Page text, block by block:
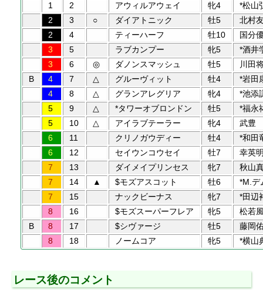
1
2 アウィルアウェイ 牝4
*松山
2
3 ○ ダイアトニック 牡5
北村
2
4 ティーハーフ 牡10
国分
3
5 ラブカンプー 牝5
*酒井
3
6 ◎ ダノンスマッシュ 牡5
川田
B
4 7 △ グルーヴィット 牡4
*岩田
4
8 △ グランアレグリア 牝4
*池添
5
9 △ *タワーオブロンドン 牡5
*福永
5
10 △ アイラブテーラー 牝4
武豊
6
11 クリノガウディー 牡4
*和田
6
12 セイウンコウセイ 牡7
幸英
7
13 ダイメイプリンセス 牝7
秋山
7
14 ▲ $モズアスコット 牡6
*M.デ
7
15 ナックビーナス 牝7
*田辺
8
16 $モズスーパーフレア 牝5
松若
B
8 17 $シヴァージ 牡5
藤岡
8
18 ノームコア 牝5 *横山
レース後のコメント